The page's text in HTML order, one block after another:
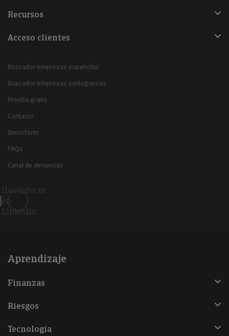
Recursos
Acceso clientes
Buscador empresas españolas
Buscador empresas portuguesas
Prueba gratis
Contacto
Iberinform
FAQs
Canal de denuncias
Iberinform
en
Linkedin
Aprendizaje
Finanzas
Riesgos
Tecnología